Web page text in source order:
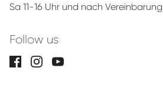
Sa 11-16 Uhr und nach Vereinbarung
Follow us